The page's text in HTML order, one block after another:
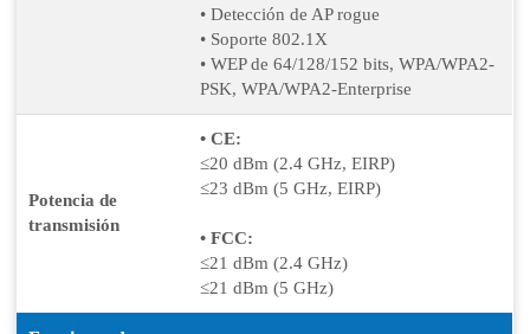
• Detección de AP rogue
• Soporte 802.1X
• WEP de 64/128/152 bits, WPA/WPA2-
PSK, WPA/WPA2-Enterprise
Potencia de
transmisión
• CE:
≤20 dBm (2.4 GHz, EIRP)
≤23 dBm (5 GHz, EIRP)
• FCC:
≤21 dBm (2.4 GHz)
≤21 dBm (5 GHz)